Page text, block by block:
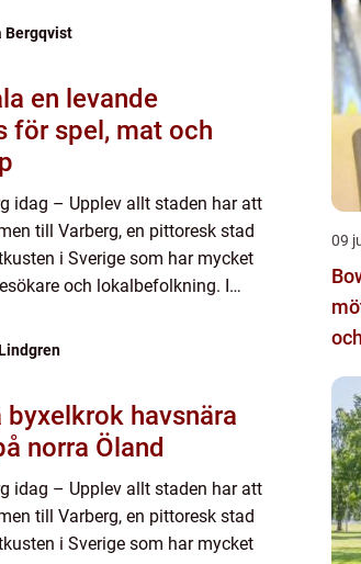
Bergqvist
för spel, mat och
idag – Upplev allt staden har att
till Varberg, en pittoresk stad
i Sverige som har mycket
och lokalbefolkning. I
havsnära
norra Öland
idag – Upplev allt staden har att
till Varberg, en pittoresk stad
i Sverige som har mycket
09